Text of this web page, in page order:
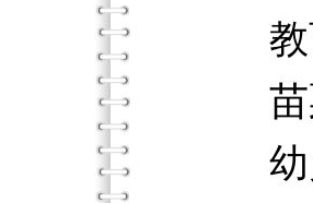
教育
苗栗
幼兒